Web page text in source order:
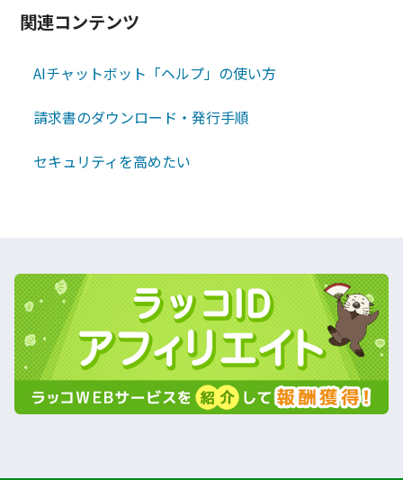
関連コンテンツ
AIチャットボット「ヘルプ」の使い方
請求書のダウンロード・発行手順
セキュリティを高めたい